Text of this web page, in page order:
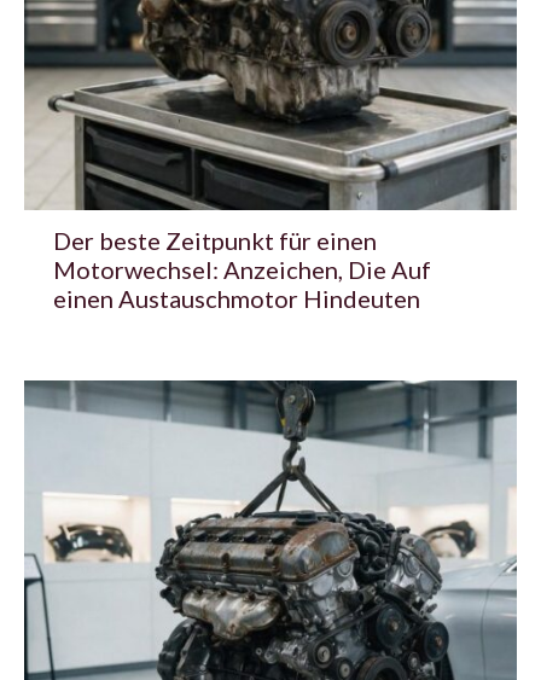
Der beste Zeitpunkt für einen
Motorwechsel: Anzeichen, Die Auf
einen Austauschmotor Hindeuten